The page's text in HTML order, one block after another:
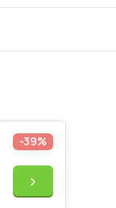
-39%